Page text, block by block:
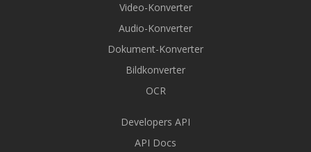
Video-Konverter
Audio-Konverter
Dokument-Konverter
Bildkonverter
OCR
Developers API
API Docs